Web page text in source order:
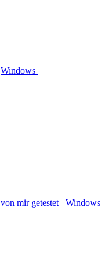
Windows
von mir getestet
Windows